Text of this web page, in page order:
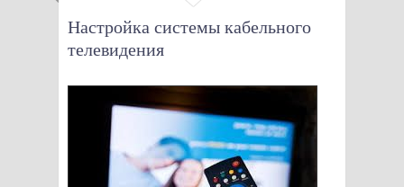
Настройка системы кабельного
телевидения